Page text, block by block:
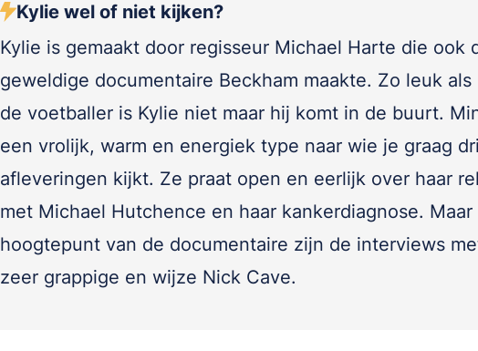
Kylie wel of niet kijken?
Kylie is gemaakt door regisseur Michael Harte die ook
geweldige documentaire Beckham maakte. Zo leuk
de voetballer is Kylie niet maar hij komt in de buurt.
een vrolijk, warm en energiek type naar wie je graag
afleveringen kijkt. Ze praat open en eerlijk over haar
met Michael Hutchence en haar kankerdiagnose.
hoogtepunt van de documentaire zijn de interviews
zeer grappige en wijze Nick Cave.